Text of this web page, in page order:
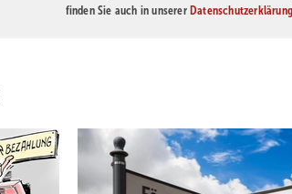
finden Sie auch in unserer Datenschutzerklärung